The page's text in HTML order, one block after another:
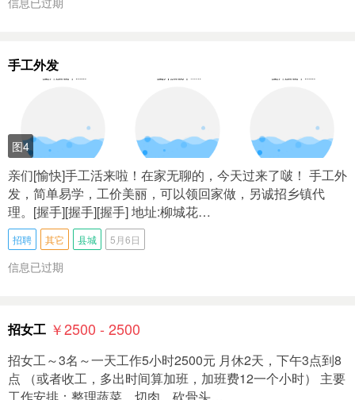
手工外发
图4
亲们[愉快]手工活来啦！在家无聊的，今天过来了啵！ 手工外
发，简单易学，工价美丽，可以领回家做，另诚招乡镇代
理。[握手][握手][握手] 地址:柳城花…
招聘 其它 县城 5月6日
信息已过期
招女工 ￥2500 - 2500
招女工～3名～一天工作5小时2500元 月休2天，下午3点到8
点 （或者收工，多出时间算加班，加班费12一个小时） 主要